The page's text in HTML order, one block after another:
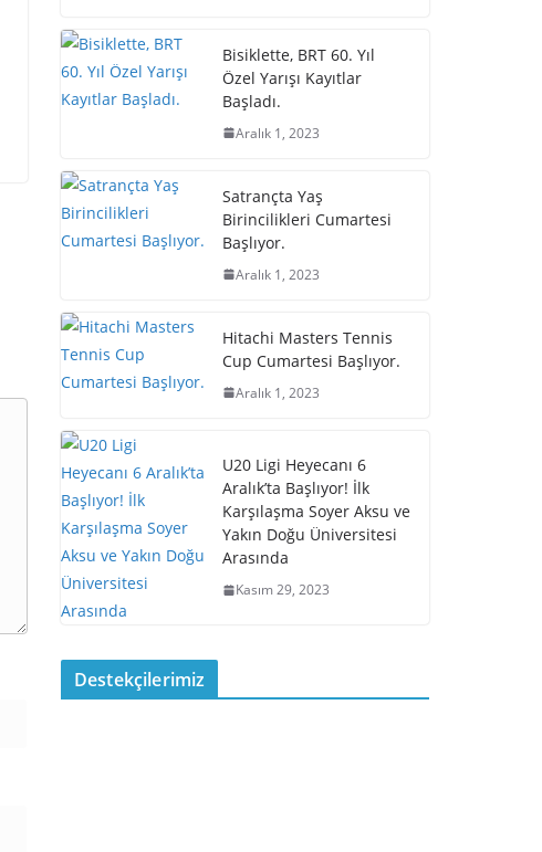
Bisiklette, BRT 60. Yıl
Özel Yarışı Kayıtlar
Başladı.
Aralık 1, 2023
Satrançta Yaş
Birincilikleri Cumartesi
Başlıyor.
Aralık 1, 2023
Hitachi Masters Tennis
Cup Cumartesi Başlıyor.
Aralık 1, 2023
U20 Ligi Heyecanı 6
Aralık’ta Başlıyor! İlk
Karşılaşma Soyer Aksu ve
Yakın Doğu Üniversitesi
Arasında
Kasım 29, 2023
Destekçilerimiz